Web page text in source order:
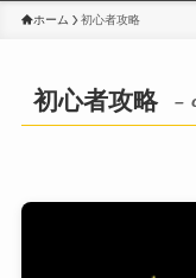
ホーム 初心者攻略
初心者攻略 –